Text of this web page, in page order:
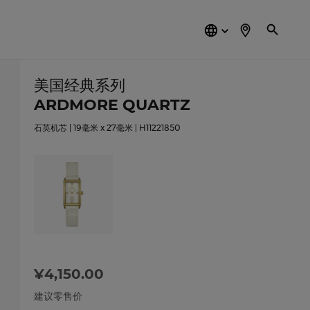
简
体
美国经典系列
ARDMORE QUARTZ
石英机芯 | 19毫米 x 27毫米 | H11221850
¥4,150.00
建议零售价